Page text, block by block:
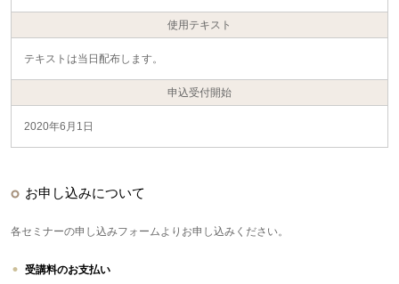
使用テキスト
テキストは当日配布します。
申込受付開始
2020年6月1日
お申し込みについて
各セミナーの申し込みフォームよりお申し込みください。
受講料のお支払い